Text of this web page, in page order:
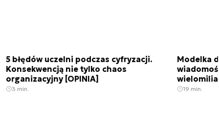
5 błędów uczelni podczas cyfryzacji.
Konsekwencją nie tylko chaos
organizacyjny [OPINIA]
3 min.
Modelka
19 min.